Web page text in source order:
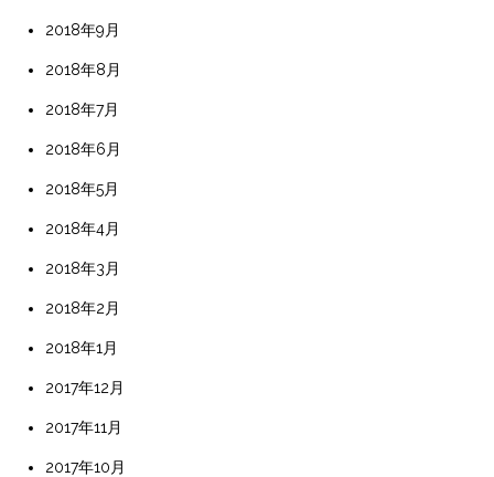
2018年9月
2018年8月
2018年7月
2018年6月
2018年5月
2018年4月
2018年3月
2018年2月
2018年1月
2017年12月
2017年11月
2017年10月